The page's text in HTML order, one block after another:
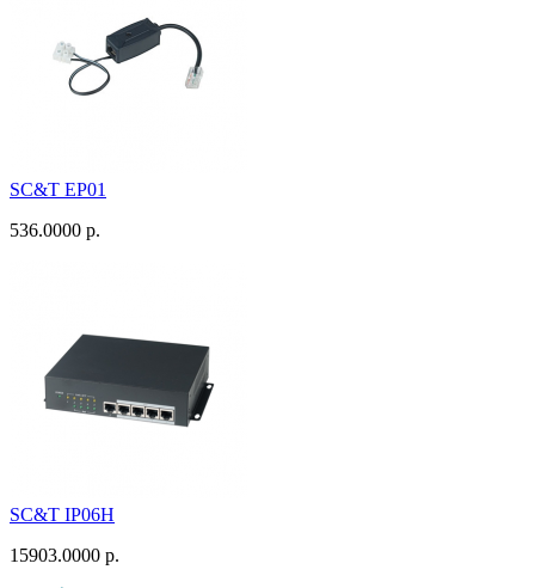
SC&T EP01
536.0000 р.
SC&T IP06H
15903.0000 р.